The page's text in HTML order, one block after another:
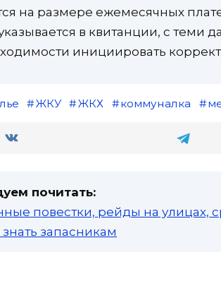
на размере ежемесячных
в квитанции, с теми
инициировать
ЖКУ ЖКХ коммуналка
почитать:
повестки, рейды на улицах,
запасникам